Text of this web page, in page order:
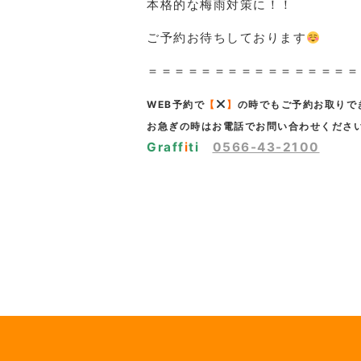
本格的な梅雨対策に！！
ご予約お待ちしております
＝＝＝＝＝＝＝＝＝＝＝＝＝＝＝＝
WEB予約で 【 】 の時でもご予約お取り
お急ぎの時はお電話でお問い合わせくだ
Graffiti 0566-43-2100